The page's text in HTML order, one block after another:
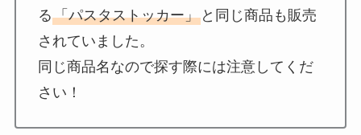
る「パスタストッカー」と同じ商品も販売
されていました。
同じ商品名なので探す際には注意してくだ
さい！